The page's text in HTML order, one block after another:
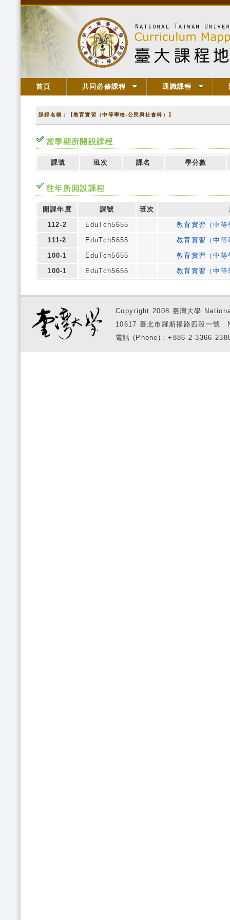
首頁 共同必修課程 通識課程
課程名稱：【教育實習（中等學校-公民與社會科）】
當學期所開設課程
課號 班次 課名 學分數
往年所開設課程
開課年度 課號 班次
112-2
EduTch5655
教育實習（中
111-2
EduTch5655
教育實習（中
100-1
EduTch5655
教育實習（中
100-1
EduTch5655 教育實習（中
Copyright 2008 臺灣大學
10617 臺北市羅斯福路四段一
電話 (Phone)：+886-2-3366-